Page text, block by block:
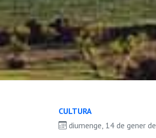
CULTURA
diumenge, 14 de gener